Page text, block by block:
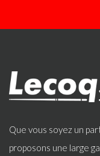
Que vous soyez un
proposons une large